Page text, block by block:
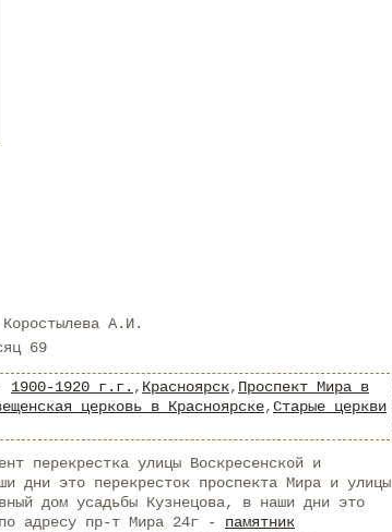
А.И.
69
1900-1920 г.г. , Красноярск, Проспект Мира в
церковь в Красноярске,Старые церкви
перекрестка улицы Воскресенской и
дни это перекресток проспекта Мира и улицы
дом усадьбы Кузнецова, в наши дни это
по адресу пр-т Мира 24г - памятник